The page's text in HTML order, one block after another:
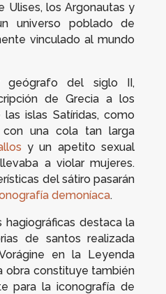
Ulises, los Argonautas y
universo poblado de
vinculado al mundo
geógrafo del siglo II,
de Grecia a los
islas Satíridas, como
una cola tan larga
y un apetito sexual
a violar mujeres.
del sátiro pasarán
demoníaca.
destaca la
de santos realizada
en la Leyenda
obra constituye también
para la iconografía de